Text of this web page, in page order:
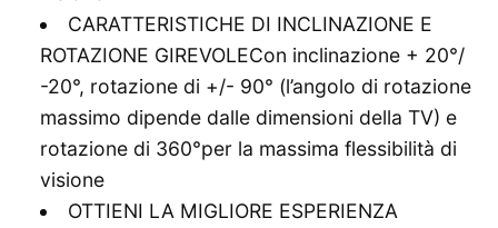
CARATTERISTICHE DI INCLINAZIONE E
ROTAZIONE GIREVOLECon inclinazione + 20°/
-20°, rotazione di +/- 90° (l’angolo di rotazione
massimo dipende dalle dimensioni della TV) e
rotazione di 360°per la massima flessibilità di
visione
OTTIENI LA MIGLIORE ESPERIENZA